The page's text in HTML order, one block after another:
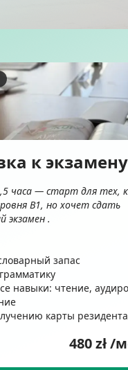
к
часа — старт для тех,
B1, но хочет сдать
экзамен .
запас
навыки: чтение,
карты
480zł/